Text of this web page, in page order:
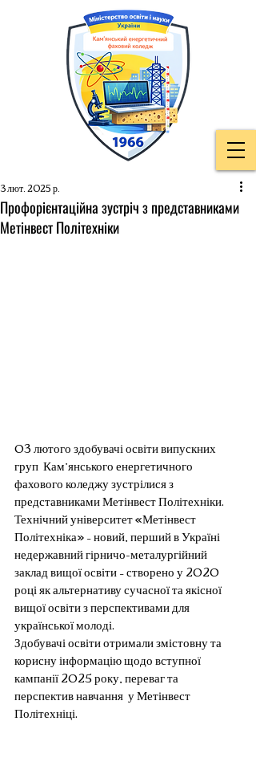
Профорієнтаційна зустріч з представниками
Метінвест Політехніки
3 лют. 2025 р.
03 лютого здобувачі освіти випускних
груп  Кам’янського енергетичного
фахового коледжу зустрілися з
представниками Метінвест Політехніки.
Технічний університет «Метінвест
Політехніка» – новий, перший в Україні
недержавний гірничо-металургійний
заклад вищої освіти – створено у 2020
році як альтернативу сучасної та якісної
вищої освіти з перспективами для
української молоді.
Здобувачі освіти отримали змістовну та
корисну інформацію щодо вступної
кампанії 2025 року, переваг та
перспектив навчання  у Метінвест
Політехніці.